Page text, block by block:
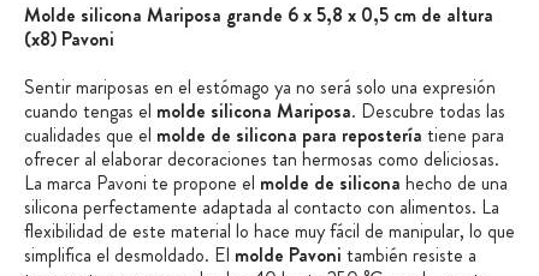
Molde silicona Mariposa grande 6 x 5,8 x 0,5 cm de altura
(x8) Pavoni
Sentir mariposas en el estómago ya no será solo una expresión
cuando tengas el molde silicona Mariposa. Descubre todas las
cualidades que el molde de silicona para repostería tiene para
ofrecer al elaborar decoraciones tan hermosas como deliciosas.
La marca Pavoni te propone el molde de silicona hecho de una
silicona perfectamente adaptada al contacto con alimentos. La
flexibilidad de este material lo hace muy fácil de manipular, lo que
simplifica el desmoldado. El molde Pavoni también resiste a